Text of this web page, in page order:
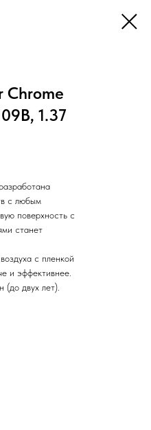
Chrome
1.37
с любым
поверхность с
станет
с пленкой
и эффективнее.
(до двух лет).